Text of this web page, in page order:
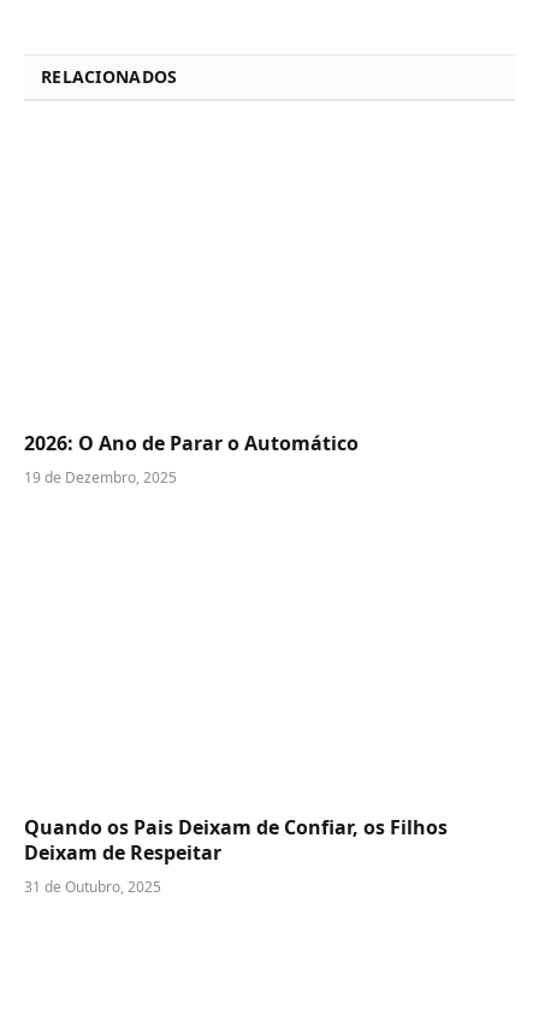
RELACIONADOS
2026: O Ano de Parar o Automático
19 de Dezembro, 2025
Quando os Pais Deixam de Confiar, os Filhos
Deixam de Respeitar
31 de Outubro, 2025